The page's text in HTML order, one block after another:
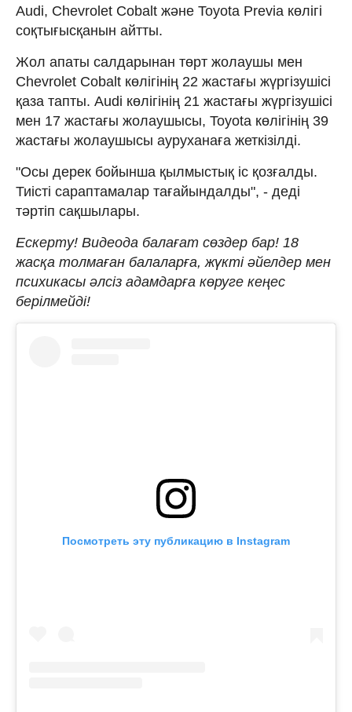
Audi, Chevrolet Cobalt және Toyota Previa көлігі
соқтығысқанын айтты.
Жол апаты салдарынан төрт жолаушы мен
Chevrolet Cobalt көлігінің 22 жастағы жүргізушісі
қаза тапты. Audi көлігінің 21 жастағы жүргізушісі
мен 17 жастағы жолаушысы, Toyota көлігінің 39
жастағы жолаушысы ауруханаға жеткізілді.
"Осы дерек бойынша қылмыстық іс қозғалды.
Тиісті сараптамалар тағайындалды", - деді
тәртіп сақшылары.
Ескерту! Видеода балағат сөздер бар! 18
жасқа толмаған балаларға, жүкті әйелдер мен
психикасы әлсіз адамдарға көруге кеңес
берілмейді!
Посмотреть эту публикацию в Instagram